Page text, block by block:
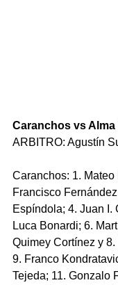
Caranchos vs
ARBITRO: Agustín
Caranchos: 1. Mateo
Francisco
Espíndola; 4. Juan I.
Luca Bonardi; 6.
Quimey Cortínez y
9. Franco
Tejeda; 11. Gonzalo